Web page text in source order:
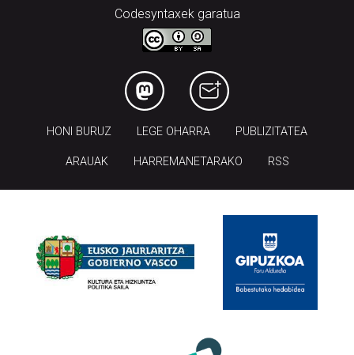
Codesyntaxek garatua
HONI BURUZ LEGE OHARRA PUBLIZITATEA
ARAUAK HARREMANETARAKO RSS